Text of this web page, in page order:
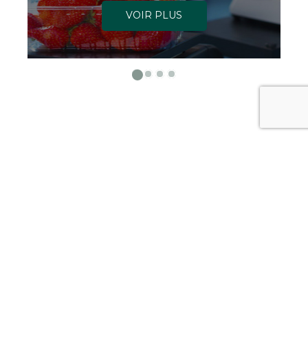
VOIR PLUS